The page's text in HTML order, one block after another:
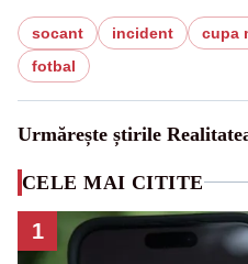
socant incident cupa
fotbal
Urmărește știrile
CELE MAI CITITE
1